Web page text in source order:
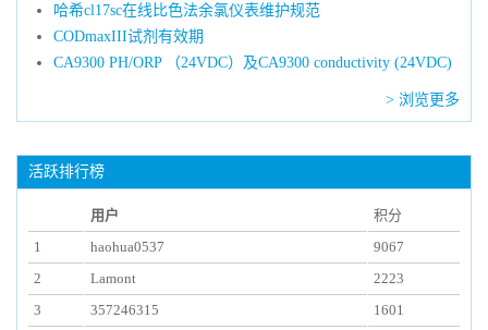
哈希cl17sc在线比色法余氯仪表维护规范
CODmaxIII试剂有效期
CA9300 PH/ORP （24VDC）及CA9300 conductivity (24VDC)
> 浏览更多
活跃排行榜
用户
积分
1
haohua0537
9067
2
Lamont
2223
3
357246315
1601